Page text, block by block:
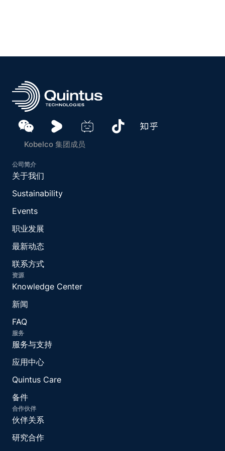
Kobelco 集团成员
公司简介
关于我们
Sustainability
Events
职业发展
最新动态
联系方式
资源
Knowledge Center
新闻
FAQ
服务
服务与支持
应用中心
Quintus Care
备件
合作伙伴
伙伴关系
研究合作